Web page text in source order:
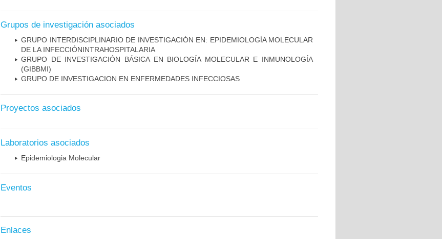
Grupos de investigación asociados
GRUPO INTERDISCIPLINARIO DE INVESTIGACIÓN EN: EPIDEMIOLOGÍA MOLECULAR
DE LA INFECCIÓNINTRAHOSPITALARIA
GRUPO DE INVESTIGACIÓN BÁSICA EN BIOLOGÍA MOLECULAR E INMUNOLOGÍA
(GIBBMI)
GRUPO DE INVESTIGACION EN ENFERMEDADES INFECCIOSAS
Proyectos asociados
Laboratorios asociados
Epidemiologia Molecular
Eventos
Enlaces